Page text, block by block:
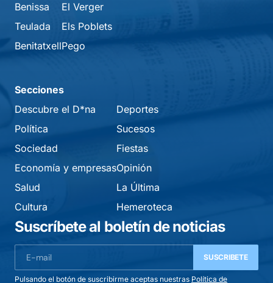
Benissa
Teulada
Benitatxell
El Verger
Els Poblets
Pego
Secciones
Descubre el D*na
Política
Sociedad
Economía y empresas
Salud
Cultura
Deportes
Sucesos
Fiestas
Opinión
La Última
Hemeroteca
Suscríbete al boletín de noticias
SUSCRIBETE
Pulsando el botón de suscribirme aceptas nuestras Política de